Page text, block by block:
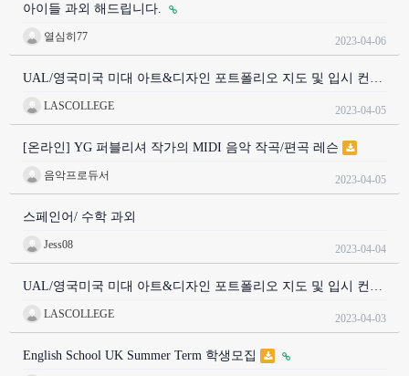
아이들 과외 해드립니다.
열심히77 2023-04-06
UAL/영국미국 미대 아트&디자인 포트폴리오 지도 및 입시 컨…
LASCOLLEGE 2023-04-05
[온라인] YG 퍼블리셔 작가의 MIDI 음악 작곡/편곡 레슨
음악프로듀서 2023-04-05
스페인어/ 수학 과외
Jess08 2023-04-04
UAL/영국미국 미대 아트&디자인 포트폴리오 지도 및 입시 컨…
LASCOLLEGE 2023-04-03
English School UK Summer Term 학생모집